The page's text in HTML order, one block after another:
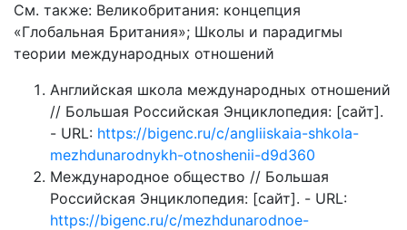
См. также: Великобритания: концепция
«Глобальная Британия»; Школы и парадигмы
теории международных отношений
Английская школа международных отношений
// Большая Российская Энциклопедия: [сайт].
- URL: https://bigenc.ru/c/angliiskaia-shkola-
mezhdunarodnykh-otnoshenii-d9d360
Международное общество // Большая
Российская Энциклопедия: [сайт]. - URL:
https://bigenc.ru/c/mezhdunarodnoe-